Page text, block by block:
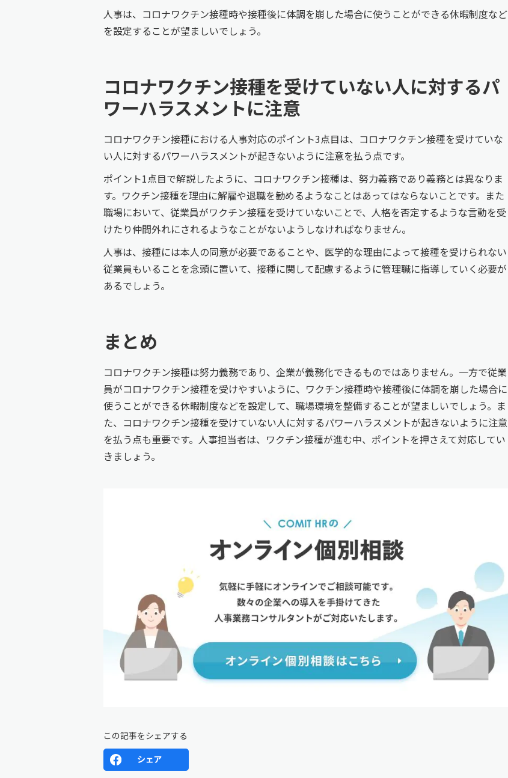
人事は、コロナワクチン接種時や接種後に体調を崩した場合に使うことができる休暇制度など
を設定することが望ましいでしょう。
コロナワクチン接種を受けていない人に対するパ
ワーハラスメントに注意
コロナワクチン接種における人事対応のポイント3点目は、コロナワクチン接種を受けていな
い人に対するパワーハラスメントが起きないように注意を払う点です。
ポイント1点目で解説したように、コロナワクチン接種は、努力義務であり義務とは異なりま
す。ワクチン接種を理由に解雇や退職を勧めるようなことはあってはならないことです。また
職場において、従業員がワクチン接種を受けていないことで、人格を否定するような言動を受
けたり仲間外れにされるようなことがないようしなければなりません。
人事は、接種には本人の同意が必要であることや、医学的な理由によって接種を受けられない
従業員もいることを念頭に置いて、接種に関して配慮するように管理職に指導していく必要が
あるでしょう。
まとめ
コロナワクチン接種は努力義務であり、企業が義務化できるものではありません。一方で従業
員がコロナワクチン接種を受けやすいように、ワクチン接種時や接種後に体調を崩した場合に
使うことができる休暇制度などを設定して、職場環境を整備することが望ましいでしょう。ま
た、コロナワクチン接種を受けていない人に対するパワーハラスメントが起きないように注意
を払う点も重要です。人事担当者は、ワクチン接種が進む中、ポイントを押さえて対応してい
きましょう。
この記事をシェアする